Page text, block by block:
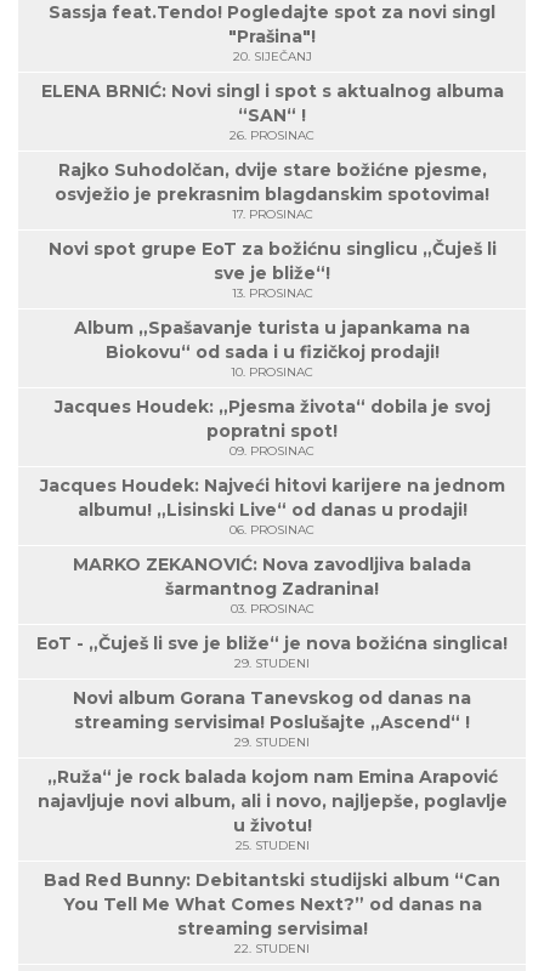
Sassja feat.Tendo! Pogledajte spot za novi singl
"Prašina"!
20. SIJEČANJ
ELENA BRNIĆ: Novi singl i spot s aktualnog albuma
“SAN“ !
26. PROSINAC
Rajko Suhodolčan, dvije stare božićne pjesme,
osvježio je prekrasnim blagdanskim spotovima!
17. PROSINAC
Novi spot grupe EoT za božićnu singlicu „Čuješ li
sve je bliže“!
13. PROSINAC
Album „Spašavanje turista u japankama na
Biokovu“ od sada i u fizičkoj prodaji!
10. PROSINAC
Jacques Houdek: „Pjesma života“ dobila je svoj
popratni spot!
09. PROSINAC
Jacques Houdek: Najveći hitovi karijere na jednom
albumu! „Lisinski Live“ od danas u prodaji!
06. PROSINAC
MARKO ZEKANOVIĆ: Nova zavodljiva balada
šarmantnog Zadranina!
03. PROSINAC
EoT - „Čuješ li sve je bliže“ je nova božićna singlica!
29. STUDENI
Novi album Gorana Tanevskog od danas na
streaming servisima! Poslušajte „Ascend“ !
29. STUDENI
„Ruža“ je rock balada kojom nam Emina Arapović
najavljuje novi album, ali i novo, najljepše, poglavlje
u životu!
25. STUDENI
Bad Red Bunny: Debitantski studijski album “Can
You Tell Me What Comes Next?” od danas na
streaming servisima!
22. STUDENI